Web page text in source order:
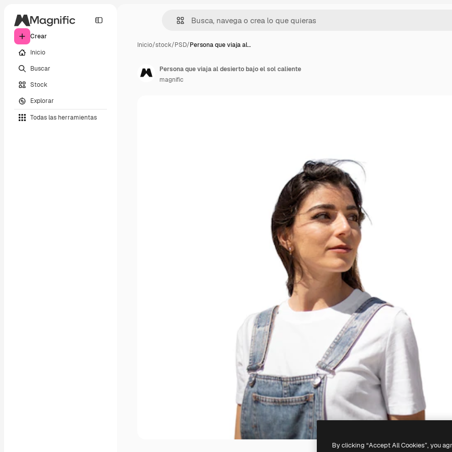
Crear
Inicio
Buscar
Stock
Explorar
Todas las herramientas
Inicio/stock/PSD/Persona que viaja al…
Persona que viaja al desierto bajo el sol caliente
magnific
By clicking “Accept All Cookies”, you